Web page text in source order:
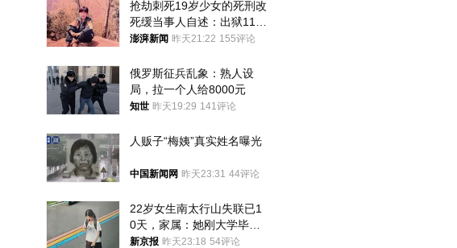
抢劫刺死19岁少女的死刑改
死缓当事人自述：出狱11年
间始终刻意躲避被害人家属
澎湃新闻 昨天21:22 155评论
俄罗斯征兵乱象：熟人设
局，拉一个人给8000元
知世 昨天19:29 141评论
人贩子“梅姨”真实姓名曝光
中国新闻网 昨天23:31 44评论
22岁女生南太行山失联已1
0天，家属：她刚大学毕业
想到山里旅行
新京报 昨天23:18 54评论